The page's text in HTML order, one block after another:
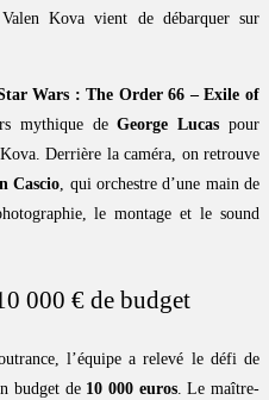
Kova vient de débarquer sur
Wars : The Order 66 – Exile of
mythique deGeorge Lucas pour
Derrière la caméra, on retrouve
Cascio, qui orchestre d’une main de
le montage et le sound
000 € de budget
l’équipe a relevé le défi de
budget de 10 000 euros. Le maître-